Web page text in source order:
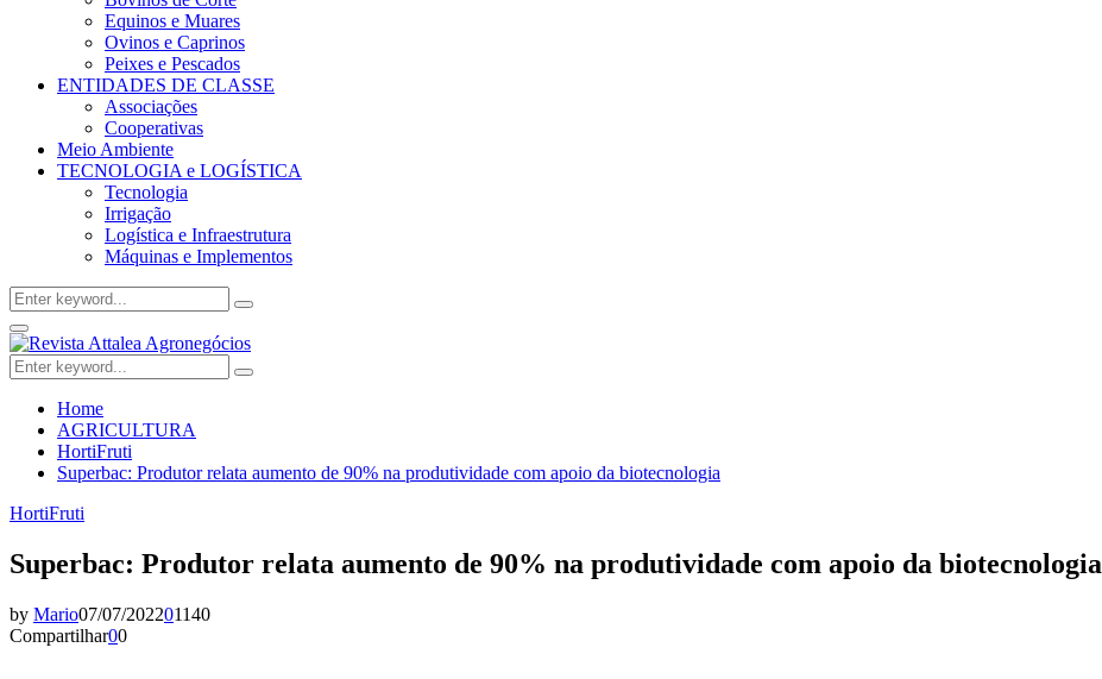
Equinos e Muares
Ovinos e Caprinos
Peixes e Pescados
ENTIDADES DE CLASSE
Associações
Cooperativas
Meio Ambiente
TECNOLOGIA e LOGÍSTICA
Tecnologia
Irrigação
Logística e Infraestrutura
Máquinas e Implementos
Search
for:
Search
Facebook
Twitter
Instagram
Linkedin
Youtube
Email
Primary
Menu
Search
for:
Search
Home
AGRICULTURA
HortiFruti
Superbac: Produtor relata aumento de 90% na produtividade com apoio da biotecnologia
HortiFruti
Superbac: Produtor relata aumento de 90% na produtividade com apoio da biotecnologia
by Mario07/07/202201140
Compartilhar00